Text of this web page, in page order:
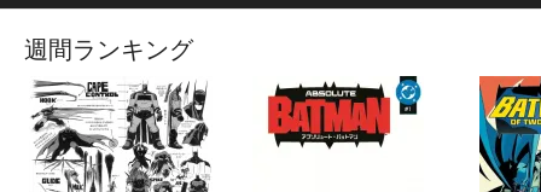
週間ランキング